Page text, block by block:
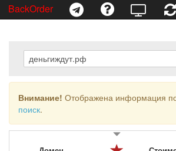
BackOrder
Внимание! Отображена информация
поиск.